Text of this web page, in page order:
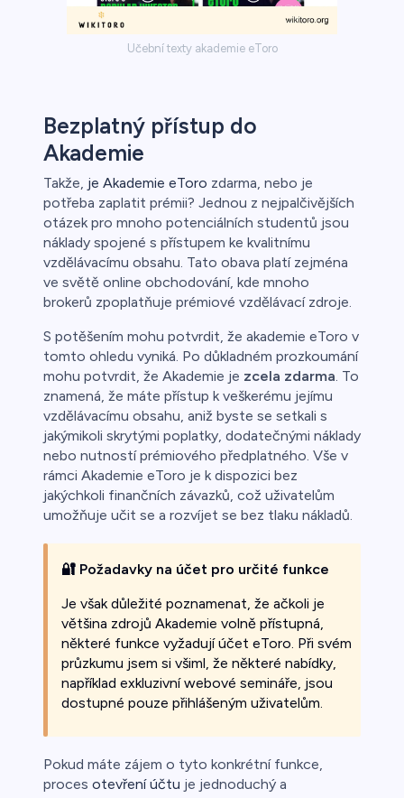
Učební texty akademie eToro
Bezplatný přístup do
Akademie
Takže, je Akademie eToro zdarma, nebo je
potřeba zaplatit prémii? Jednou z nejpalčivějších
otázek pro mnoho potenciálních studentů jsou
náklady spojené s přístupem ke kvalitnímu
vzdělávacímu obsahu. Tato obava platí zejména
ve světě online obchodování, kde mnoho
brokerů zpoplatňuje prémiové vzdělávací zdroje.
S potěšením mohu potvrdit, že akademie eToro v
tomto ohledu vyniká. Po důkladném prozkoumání
mohu potvrdit, že Akademie je zcela zdarma. To
znamená, že máte přístup k veškerému jejímu
vzdělávacímu obsahu, aniž byste se setkali s
jakýmikoli skrytými poplatky, dodatečnými náklady
nebo nutností prémiového předplatného. Vše v
rámci Akademie eToro je k dispozici bez
jakýchkoli finančních závazků, což uživatelům
umožňuje učit se a rozvíjet se bez tlaku nákladů.
🔐 Požadavky na účet pro určité funkce
Je však důležité poznamenat, že ačkoli je
většina zdrojů Akademie volně přístupná,
některé funkce vyžadují účet eToro. Při svém
průzkumu jsem si všiml, že některé nabídky,
například exkluzivní webové semináře, jsou
dostupné pouze přihlášeným uživatelům.
Pokud máte zájem o tyto konkrétní funkce,
proces otevření účtu je jednoduchý a